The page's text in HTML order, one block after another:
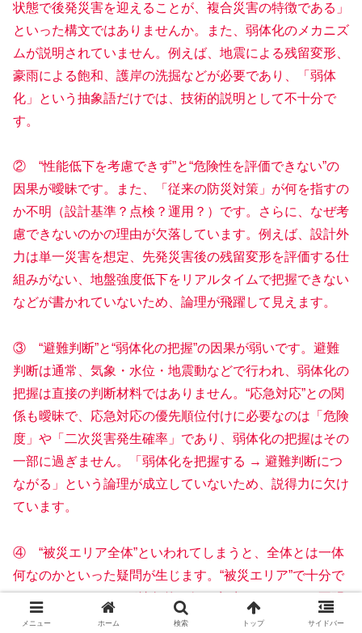
状態で後発災害を迎えることが、複合災害の特徴である」
といった構文ではありませんか。また、弱体化のメカニズ
ムが説明されていません。例えば、地震による残留変形、
豪雨による飽和、護岸の洗掘などが必要であり、「弱体
化」という抽象語だけでは、技術的説明として不十分で
す。
② “性能低下を考慮できず”と“危険性を評価できない”の
因果が曖昧です。また、「従来の防災対策」が何を指すの
か不明（設計基準？点検？運用？）です。さらに、なぜ考
慮できないのかの理由が欠落しています。例えば、設計外
力は単一災害を想定、先発災害後の残留変形を評価する仕
組みがない、地盤強度低下をリアルタイムで把握できない
などが書かれていないため、論理が飛躍して見えます。
③ “避難判断”と“弱体化の把握”の因果が弱いです。避難
判断は通常、気象・水位・地震動などで行われ、弱体化の
把握は直接の判断材料ではありません。“応急対応”との関
係も曖昧で、応急対応の優先順位付けに必要なのは「危険
度」や「二次災害発生確率」であり、弱体化の把握はその
一部に過ぎません。「弱体化を把握する → 避難判断につ
ながる」という論理が成立していないため、説得力に欠け
ています。
④ “被災エリア全体”といわれてしまうと、全体とは一体
何なのかといった疑問が生じます。“被災エリア”で十分で
す。また、“リスク”が抽象的で何を意味しているのか不明
確です。二次災害発生確率？構造物の残存性能？孤立集落
メニュー ホーム 検索 トップ サイドバー